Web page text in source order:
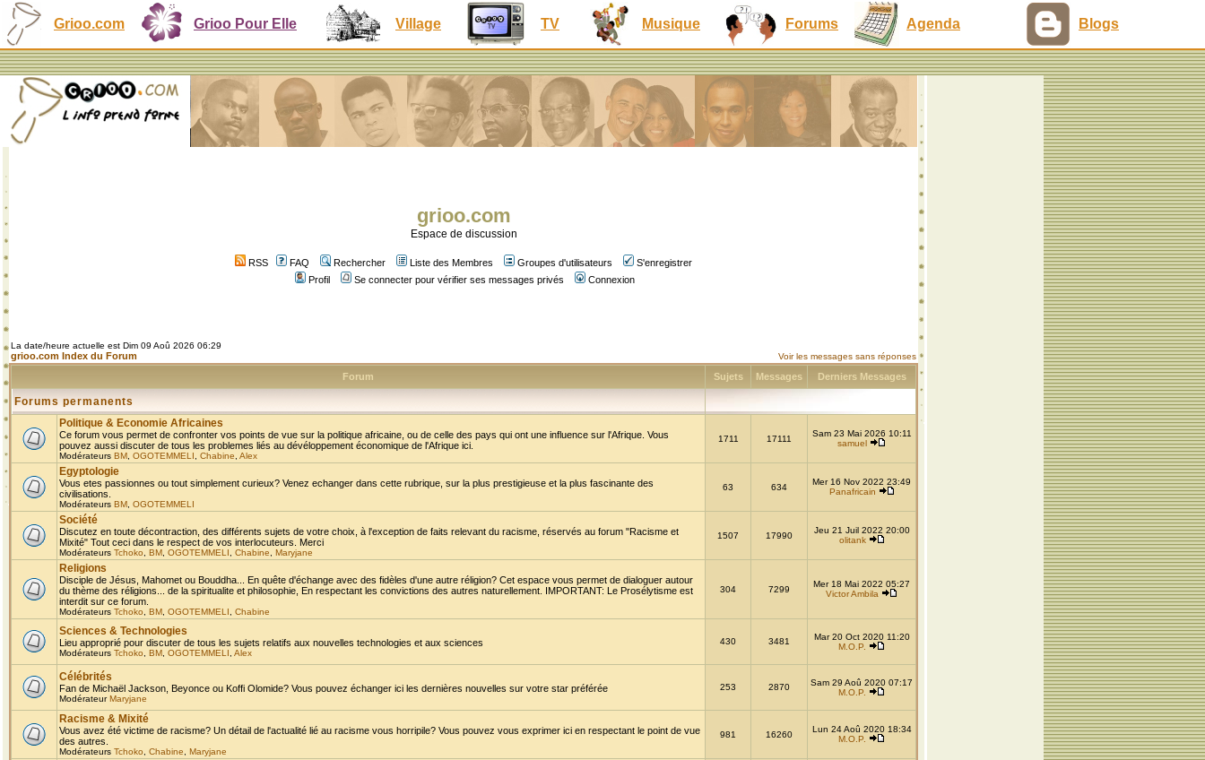
Grioo.com Grioo Pour Elle Village TV Musique Forums Agenda Blogs
grioo.com
Espace de discussion
RSS FAQ Rechercher Liste des Membres Groupes d'utilisateurs
S'enregistrer
Profil
Se connecter pour vérifier ses messages privés Connexion
La date/heure actuelle est Dim 09 Aoû 2026 06:29
grioo.com Index du Forum Voir les messages sans réponses
Forum Sujets Messages Derniers Messages
Forums permanents
Politique & Economie Africaines
Ce forum vous permet de confronter vos points de vue sur la politique africaine, ou de celle des pays qui ont une influence sur l'Afrique. Vous
pouvez aussi discuter de tous les problemes liés au dévéloppement économique de l'Afrique ici.
Modérateurs BM OGOTEMMELI Chabine Alex
1711 17111
Sam 23 Mai 2026 10:11
samuel
Egyptologie
Vous etes passionnes ou tout simplement curieux? Venez echanger dans cette rubrique, sur la plus prestigieuse et la plus fascinante des
civilisations.
Modérateurs BM OGOTEMMELI
63 634
Mer 16 Nov 2022 23:49
Panafricain
Société
Discutez en toute décontraction, des différents sujets de votre choix, à l'exception de faits relevant du racisme, réservés au forum "Racisme et
Mixité" Tout ceci dans le respect de vos interlocuteurs. Merci
Modérateurs Tchoko BM OGOTEMMELI Chabine Maryjane
1507 17990
Jeu 21 Juil 2022 20:00
olitank
Religions
Disciple de Jésus, Mahomet ou Bouddha... En quête d'échange avec des fidèles d'une autre réligion? Cet espace vous permet de dialoguer autour
du thème des réligions... de la spiritualite et philosophie, En respectant les convictions des autres naturellement. IMPORTANT: Le Prosélytisme est
interdit sur ce forum.
Modérateurs Tchoko BM OGOTEMMELI Chabine
304 7299
Mer 18 Mai 2022 05:27
Victor Ambila
Sciences & Technologies
Lieu approprié pour discuter de tous les sujets relatifs aux nouvelles technologies et aux sciences
Modérateurs Tchoko BM OGOTEMMELI Alex
430 3481
Mar 20 Oct 2020 11:20
M.O.P.
Célébrités
Fan de Michaël Jackson, Beyonce ou Koffi Olomide? Vous pouvez échanger ici les dernières nouvelles sur votre star préférée
ModérateurMaryjane
253 2870
Sam 29 Aoû 2020 07:17
M.O.P.
Racisme & Mixité
Vous avez été victime de racisme? Un détail de l'actualité lié au racisme vous horripile? Vous pouvez vous exprimer ici en respectant le point de vue
des autres.
Modérateurs Tchoko Chabine Maryjane
981 16260
Lun 24 Aoû 2020 18:34
M.O.P.